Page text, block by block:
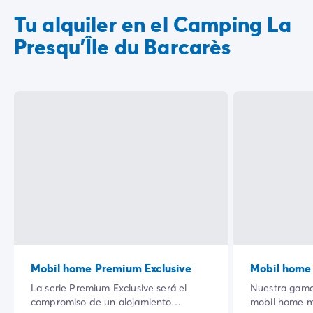
Tu alquiler en el Camping La
Presqu'Île du Barcarès
Mobil home Premium Exclusive
La serie Premium Exclusive será el
compromiso de un alojamiento
Mobil
Nuestra
mobil home